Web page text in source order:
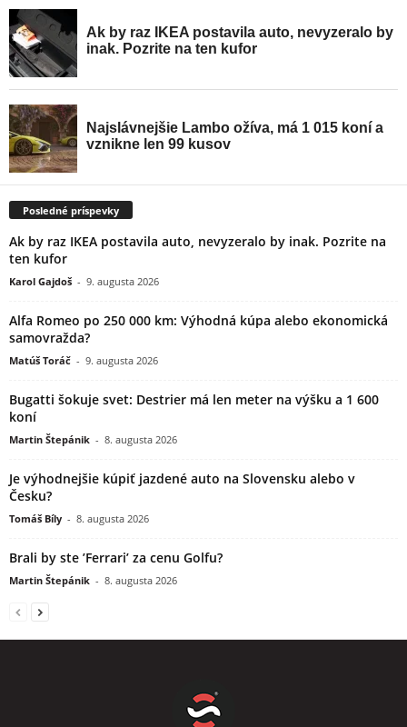
Posledné príspevky
Ak by raz IKEA postavila auto, nevyzeralo by inak. Pozrite na
ten kufor
Karol Gajdoš - 9. augusta 2026
Alfa Romeo po 250 000 km: Výhodná kúpa alebo ekonomická
samovražda?
Matúš Toráč - 9. augusta 2026
Bugatti šokuje svet: Destrier má len meter na výšku a 1 600
koní
Martin Štepánik - 8. augusta 2026
Je výhodnejšie kúpiť jazdené auto na Slovensku alebo v
Česku?
Tomáš Bíly - 8. augusta 2026
Brali by ste ’Ferrari’ za cenu Golfu?
Martin Štepánik - 8. augusta 2026